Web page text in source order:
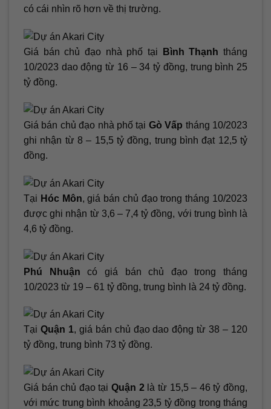
có cái nhìn rõ hơn về thị trường.
Giá bán chủ đạo nhà phố tại Bình Thạnh tháng
10/2023 dao động từ 16 – 34 tỷ đồng, trung bình 25
tỷ đồng.
Giá bán chủ đạo nhà phố tại Gò Vấp tháng 10/2023
ghi nhận từ 8 – 15,5 tỷ đồng, trung bình đạt 12,5 tỷ
đồng.
Tại Hóc Môn, giá bán chủ đạo trong tháng 10/2023
được ghi nhận từ 3,6 – 7,4 tỷ đồng, với trung bình là
4,6 tỷ đồng.
Phú Nhuận có giá bán chủ đạo trong tháng
10/2023 từ 19 – 61 tỷ đồng, trung bình là 24 tỷ đồng.
Tại Quận 1, giá bán chủ đạo dao động từ 38 – 120
tỷ đồng, trung bình 73 tỷ đồng.
Giá bán chủ đạo tạiQuận 2 là từ 15,5 – 46 tỷ đồng,
với mức trung bình khoảng 23,5 tỷ đồng trong tháng